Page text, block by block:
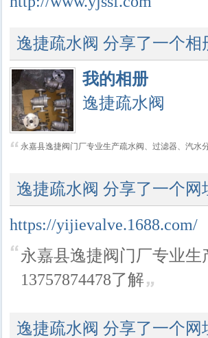
逸捷疏水阀 分享了一个相
我的相册
逸捷疏水阀
永嘉县逸捷阀门厂专业生产疏水阀、过滤器、汽
逸捷疏水阀 分享了一个网
https://yijievalve.1688.com/
永嘉县逸捷阀门厂专业
13757874478了解
逸捷疏水阀 分享了一个网